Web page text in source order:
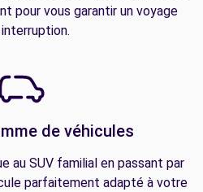
pour vous garantir un voyage
de véhicules
au SUV familial en passant par
parfaitement adapté à votre